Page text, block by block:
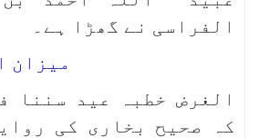
الفراسی نے گھڑا ہے۔
ميزان
الغرض خطبہ عید سننا
کہ صحیح بخاری کی